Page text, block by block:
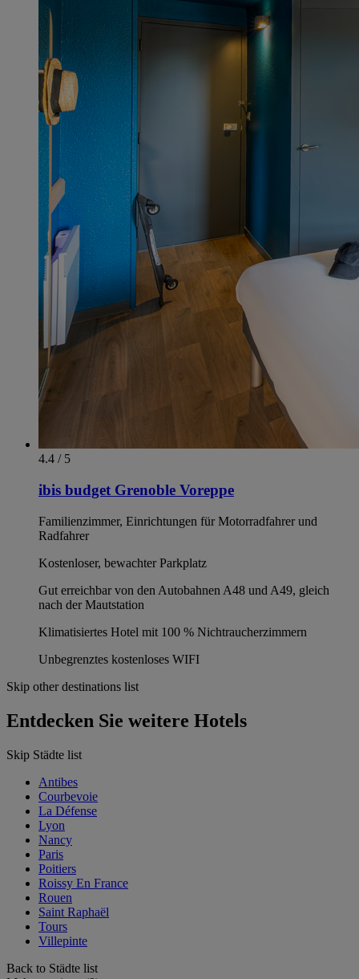
4.4 / 5
ibis budget Grenoble Voreppe
Familienzimmer, Einrichtungen für Motorradfahrer und
Radfahrer
Kostenloser, bewachter Parkplatz
Gut erreichbar von den Autobahnen A48 und A49, gleich
nach der Mautstation
Klimatisiertes Hotel mit 100 % Nichtraucherzimmern
Unbegrenztes kostenloses WIFI
Skip other destinations list
Entdecken Sie weitere Hotels
Skip Städte list
Antibes
Courbevoie
La Défense
Lyon
Nancy
Paris
Poitiers
Roissy En France
Rouen
Saint Raphaël
Tours
Villepinte
Back to Städte list